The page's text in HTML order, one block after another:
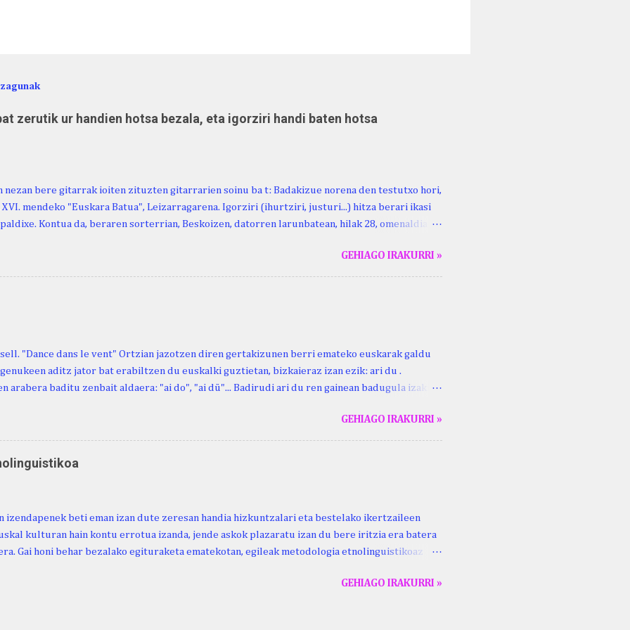
zerutik ur handien hotsa bezala, eta igorziri handi baten hotsa
nezan bere gitarrak ioiten zituzten gitarrarien soinu ba t: Badakizue norena den testutxo hori,
XVI. mendeko "Euskara Batua", Leizarragarena. Igorziri (ihurtziri, justuri...) hitza berari ikasi
Kontua da, beraren sorterrian, Beskoizen, datorren larunbatean, hilak 28, omenaldia
berri. "Leizarraga egun" izeneko omenaldia antolatu dute. Hauxe duzue Kristinari Henri
programa: - 15.00 Ongi etorria (herriko jantegian). - Henrike Knörr: Leizarraga-
GEHIAGO IRAKURRI »
"Dance dans le vent" Ortzian jazotzen diren gertakizunen berri emateko euskarak galdu
aditz jator bat erabiltzen du euskalki guztietan, bizkaieraz izan ezik: ari du .
arabera baditu zenbait aldaera: "ai do", "ai dü"... Badirudi ari du ren gainean badugula izaki
ari du. (Euria). Mujika Josefa Martina . Neronek or-emen entzunak. Lodi ari du: ebi (euri)
Oñatibia Manuel . Bible Saindua. (Duvoisin). 1859. Ebiya bizitzen ari du .... Mujika Josefa
Neronek or-emen entzunak. Gexala ari du ... Ebi maxkala . (Ebi indar gutxikoa). Mujika Josefa
or-emen entzunak. Euri txe au da okerrena... Ezerez bezela ari du , ta sartzen da
GEHIAGO IRAKURRI »
izendapenek beti eman izan dute zeresan handia hizkuntzalari eta bestelako ikertzaileen
kulturan hain kontu errotua izanda, jende askok plazaratu izan du bere iritzia era batera
Gai honi behar bezalako egituraketa ematekotan, egileak metodologia etnolinguistikoaz
Horretarako, nozio orokorretan oinarrituriko sailkapena du ikerlan honek gidari. Kepa
GEHIAGO IRAKURRI »